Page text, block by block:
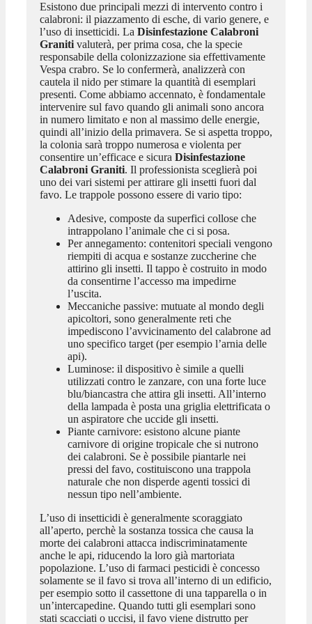
Esistono due principali mezzi di intervento contro i
calabroni: il piazzamento di esche, di vario genere, e
l’uso di insetticidi. La Disinfestazione Calabroni
Granitivaluterà, per prima cosa, che la specie
responsabile della colonizzazione sia effettivamente
Vespa crabro. Se lo confermerà, analizzerà con
cautela il nido per stimare la quantità di esemplari
presenti. Come abbiamo accennato, è fondamentale
intervenire sul favo quando gli animali sono ancora
in numero limitato e non al massimo delle energie,
quindi all’inizio della primavera. Se si aspetta troppo,
la colonia sarà troppo numerosa e violenta per
consentire un’efficace e sicura Disinfestazione
Calabroni Graniti. Il professionista sceglierà poi
uno dei vari sistemi per attirare gli insetti fuori dal
favo. Le trappole possono essere di vario tipo:
Adesive, composte da superfici collose che
intrappolano l’animale che ci si posa.
Per annegamento: contenitori speciali vengono
riempiti di acqua e sostanze zuccherine che
attirino gli insetti. Il tappo è costruito in modo
da consentirne l’accesso ma impedirne
l’uscita.
Meccaniche passive: mutuate al mondo degli
apicoltori, sono generalmente reti che
impediscono l’avvicinamento del calabrone ad
uno specifico target (per esempio l’arnia delle
api).
Luminose: il dispositivo è simile a quelli
utilizzati contro le zanzare, con una forte luce
blu/biancastra che attira gli insetti. All’interno
della lampada è posta una griglia elettrificata o
un aspiratore che uccide gli insetti.
Piante carnivore: esistono alcune piante
carnivore di origine tropicale che si nutrono
dei calabroni. Se è possibile piantarle nei
pressi del favo, costituiscono una trappola
naturale che non disperde agenti tossici di
nessun tipo nell’ambiente.
L’uso di insetticidi è generalmente scoraggiato
all’aperto, perchè la sostanza tossica che causa la
morte dei calabroni attacca indiscriminatamente
anche le api, riducendo la loro già martoriata
popolazione. L’uso di farmaci pesticidi è concesso
solamente se il favo si trova all’interno di un edificio,
per esempio sotto il cassettone di una tapparella o in
un’intercapedine. Quando tutti gli esemplari sono
stati scacciati o uccisi, il favo viene distrutto per